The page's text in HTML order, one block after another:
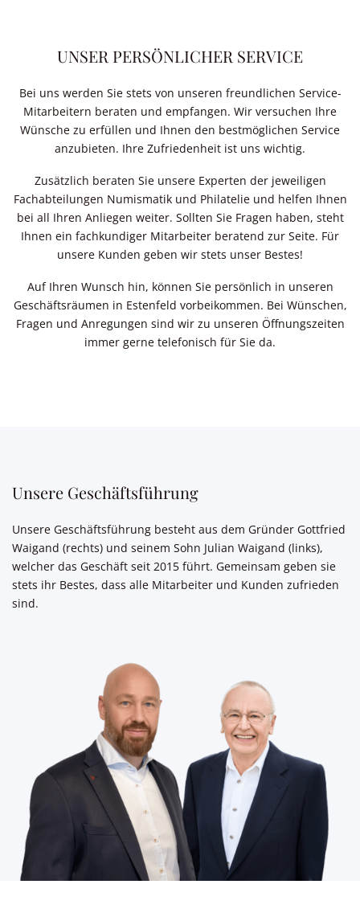
UNSER PERSÖNLICHER SERVICE
Bei uns werden Sie stets von unseren freundlichen Service-
Mitarbeitern beraten und empfangen. Wir versuchen Ihre
Wünsche zu erfüllen und Ihnen den bestmöglichen Service
anzubieten. Ihre Zufriedenheit ist uns wichtig.
Zusätzlich beraten Sie unsere Experten der jeweiligen
Fachabteilungen Numismatik und Philatelie und helfen Ihnen
bei all Ihren Anliegen weiter. Sollten Sie Fragen haben, steht
Ihnen ein fachkundiger Mitarbeiter beratend zur Seite. Für
unsere Kunden geben wir stets unser Bestes!
Auf Ihren Wunsch hin, können Sie persönlich in unseren
Geschäftsräumen in Estenfeld vorbeikommen. Bei Wünschen,
Fragen und Anregungen sind wir zu unseren Öffnungszeiten
immer gerne telefonisch für Sie da.
Unsere Geschäftsführung
Unsere Geschäftsführung besteht aus dem Gründer Gottfried
Waigand (rechts) und seinem Sohn Julian Waigand (links),
welcher das Geschäft seit 2015 führt. Gemeinsam geben sie
stets ihr Bestes, dass alle Mitarbeiter und Kunden zufrieden
sind.